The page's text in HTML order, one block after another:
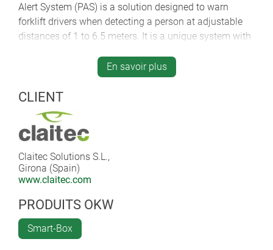
Alert System (PAS) is a solution designed to warn
forklift drivers when detecting a person at adjustable
distances of 1 to 6.5 meters. It is a unique system with
objects. It even detects operators who are behind a
The SMART-BOX was custom-made in ABS, black, RAL
En savoir plus
CLIENT
Claitec Solutions S.L.,
Girona (Spain)
www.claitec.com
PRODUITS OKW
Smart-Box